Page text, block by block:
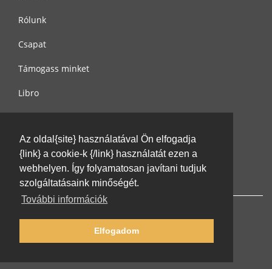
Az oldal{site} használatával Ön elfogadja
{link} a cookie-k {/link} használatát ezen a
webhelyen. Így folyamatosan javítani tudjuk
szolgáltatásaink minőségét.
További információk
Elfogadom
Rólunk
Csapat
Támogass minket
Libro
Használati feltételek
Írj nekünk
© 2002-2026 lernu.net |Impressum